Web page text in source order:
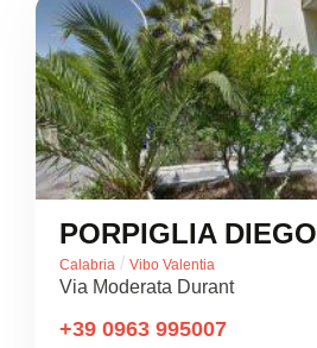
PORPIGLIA DIEGO
Calabria / Vibo Valentia
Via Moderata Durant
+39 0963 995007